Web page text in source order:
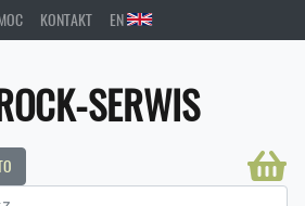
KONTAKT EN
SERWIS